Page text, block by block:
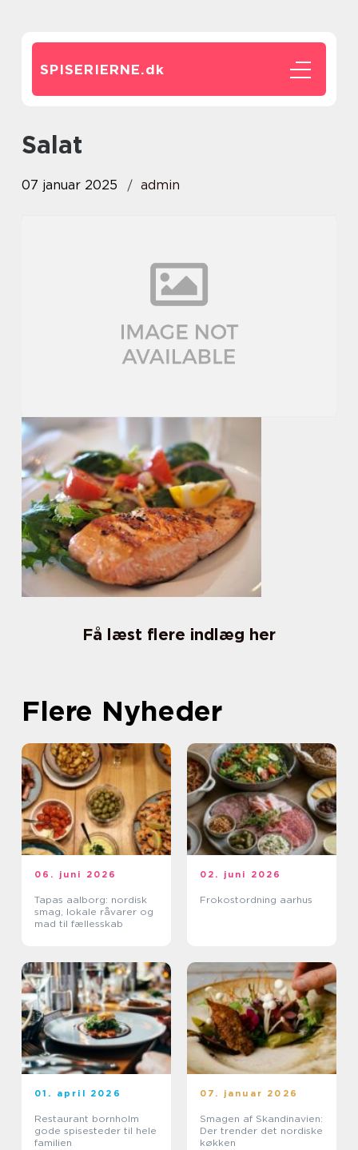
SPISERIERNE.dk
salat
07 januar 2025 admin
Få læst flere indlæg her
Flere Nyheder
06. juni 2026
Tapas aalborg: nordisk
smag, lokale råvarer og
mad til fællesskab
02. juni 2026
Frokostordning aarhus
01. april 2026
Restaurant bornholm
gode spisesteder til hele
familien
07. januar 2026
Smagen af Skandinavien:
Der trender det nordiske
køkken